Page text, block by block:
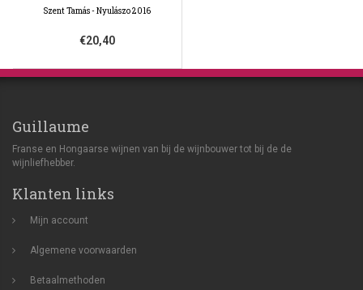
Szent Tamás - Nyulászo 2016
€20,40
Guillaume
Franse en Hongaarse wijnen van bij de wijnbouwer tot bij de de
wijnliefhebber.
Klanten links
Mijn account
Algemene voorwaarden
Betaalmethoden